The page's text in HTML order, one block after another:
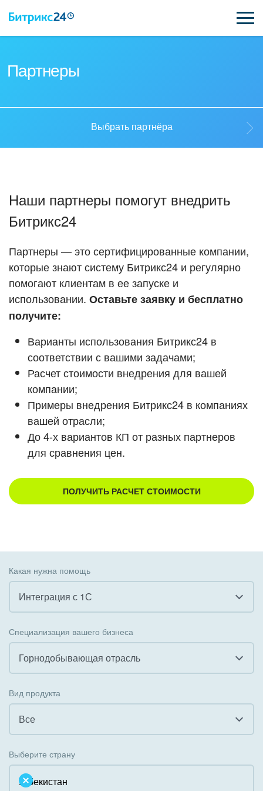
ВХОД
Партнеры
Стать партнёром
Кейсы партнеров
Смотреть видеокейсы
Выбрать партнёра
Наши партнеры помогут внедрить
Битрикс24
Партнеры — это сертифицированные компании,
которые знают систему Битрикс24 и регулярно
помогают клиентам в ее запуске и
использовании. Оставьте заявку и бесплатно
получите:
Варианты использования Битрикс24 в
соответствии с вашими задачами;
Расчет стоимости внедрения для вашей
компании;
Примеры внедрения Битрикс24 в компаниях
вашей отрасли;
До 4-х вариантов КП от разных партнеров
для сравнения цен.
ПОЛУЧИТЬ РАСЧЕТ СТОИМОСТИ
Какая нужна помощь
Интеграция с 1С
Внедрение КЭДО
Интеграция с 1С
Внедрение Бизнес-процессов
Системное администрирование
Специализация вашего бизнеса
Горнодобывающая отрасль
Государственные организации
Коммунальные услуги, ЖКХ
Вид продукта
Все
Облачный Битрикс24
Выберите страну